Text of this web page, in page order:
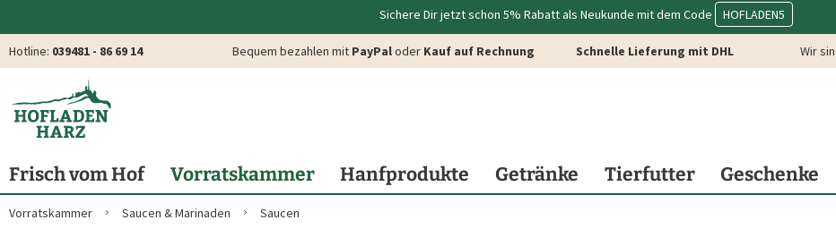
Sichere Dir jetzt schon 5% Rabatt als Neukunde mit dem Code HOFLADEN5
Hotline: 039481 - 86 69 14 Bequem bezahlen mit PayPaloder Kauf auf Rechnung Schnelle Lieferung mit DHL Wir
Frisch vom Hof Vorratskammer Hanfprodukte Getränke Tierfutter Geschenke
Vorratskammer Saucen & Marinaden Saucen